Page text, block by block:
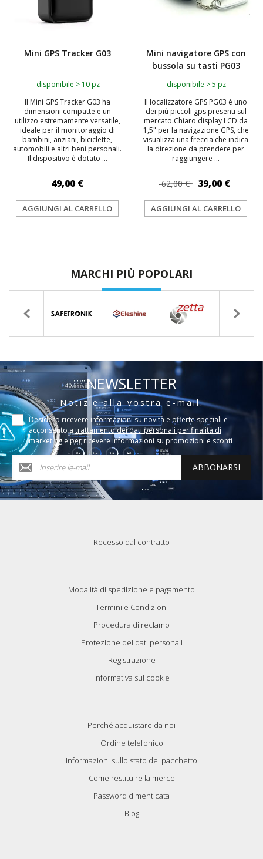
Mini GPS Tracker G03
disponibile > 10 pz
Il Mini GPS Tracker G03 ha
dimensioni compatte e un
utilizzo estremamente versatile,
ideale per il monitoraggio di
bambini, anziani, biciclette,
automobili e altri beni personali.
Il dispositivo è dotato ...
49,00 €
AGGIUNGI AL CARRELLO
Mini navigatore GPS con
bussola su tasti PG03
disponibile > 5 pz
Il localizzatore GPS PG03 è uno
dei più piccoli gps presenti sul
mercato.Chiaro display LCD da
1,5" per la navigazione GPS, che
visualizza una freccia che indica
la direzione da prendere per
raggiungere ...
62,00 € 39,00 €
AGGIUNGI AL CARRELLO
MARCHI PIÙ POPOLARI
NEWSLETTER
Notizie alla vostra e-mail.
Desidero ricevere informazioni su novità e offerte speciali e
acconsento a trattamento dei dati personali per finalità di
marketing e per ricevere informazioni su promozioni e sconti
ABBONARSI
Recesso dal contratto
Modalità di spedizione e pagamento
Termini e Condizioni
Procedura di reclamo
Protezione dei dati personali
Registrazione
Informativa sui cookie
Perché acquistare da noi
Ordine telefonico
Informazioni sullo stato del pacchetto
Come restituire la merce
Password dimenticata
Blog